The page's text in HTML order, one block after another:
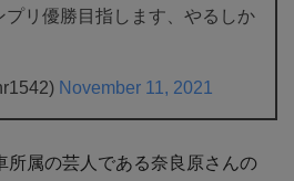
プリ優勝目指します、やるしか
November 11, 2021
所属の芸人である奈良原さんの